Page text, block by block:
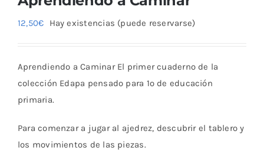
12,50€ Hay existencias (puede reservarse)
Aprendiendo a Caminar El primer cuaderno de la
colección Edapa pensado para 1º de educación
primaria.
Para comenzar a jugar al ajedrez, descubrir el tablero y
los movimientos de las piezas.